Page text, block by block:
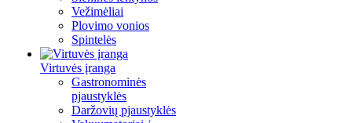
Vežimėliai
Plovimo vonios
Spintelės
Virtuvės įranga
Gastronominės
pjaustyklės
Daržovių pjaustyklės